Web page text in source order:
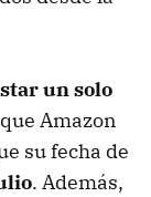
un solo
Amazon
su fecha de
. Además,